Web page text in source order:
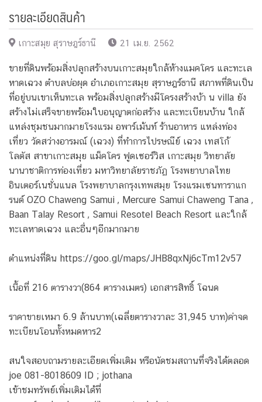
รายละเอียดสินค้า
เกาะสมุย สุราษฎร์ธานี 21 เม.ย. 2562
ขายที่ดินพร้อมสิ่งปลูกสร้างบนเกาะสมุยใกล้ห้างแมคโคร และทะเล
หาดเฉวง ตำบลบ่อผุด อำเภอเกาะสมุย สุราษฎร์ธานี สภาพที่ดินเป็น
ที่อยู่บนเขาเห็นทะเล พร้อมสิ่งปลูกสร้างมีโครงสร้างบ้า น villa ยัง
สร้างไม่เสร็จขายพร้อมใบอนุญาตก่อสร้าง และทะเบียนบ้าน ใกล้
แหล่งชุมชนมากมายโรงแรม อพาร์เม้นท์ ร้านอาหาร แหล่งท่อง
เที่ยว วัดสว่างอารมณ์ (เฉวง) ที่ทำการไปรษณีย์ เฉวง เทสโก้
โลตัส สาขาเกาะสมุย แม็คโคร ฟูดเซอร์วิส เกาะสมุย วิทยาลัย
นานาชาติการท่องเที่ยว มหาวิทยาลัยราชภัฏ โรงพยาบาลไทย
อินเตอร์เนชั่นแนล โรงพยาบาลกรุงเทพสมุย โรงแรมเซนทาราแก
รนด์ OZO Chaweng Samui , Mercure Samui Chaweng Tana ,
Baan Talay Resort , Samui Resotel Beach Resort และใกล้
ทะเลหาดเฉวง และอื่นๆอีกมากมาย
ตำแหน่งที่ดิน https://goo.gl/maps/JHB8qxNj6cTm12v57
เนื้อที่ 216 ตารางวา(864 ตารางเมตร) เอกสารสิทธิ์ โฉนด
ราคาขายเหมา 6.9 ล้านบาท(เฉลี่ยตารางวาละ 31,945 บาท)ค่าจด
ทะเบียนโอนทั้งหมดหาร2
สนใจสอบถามรายละเอียดเพิ่มเติม หรือนัดชมสถานที่จริงได้ตลอด
joe 081-8018609 ID ; jothana
เข้าชมทรัพย์เพิ่มเติมได้ที่